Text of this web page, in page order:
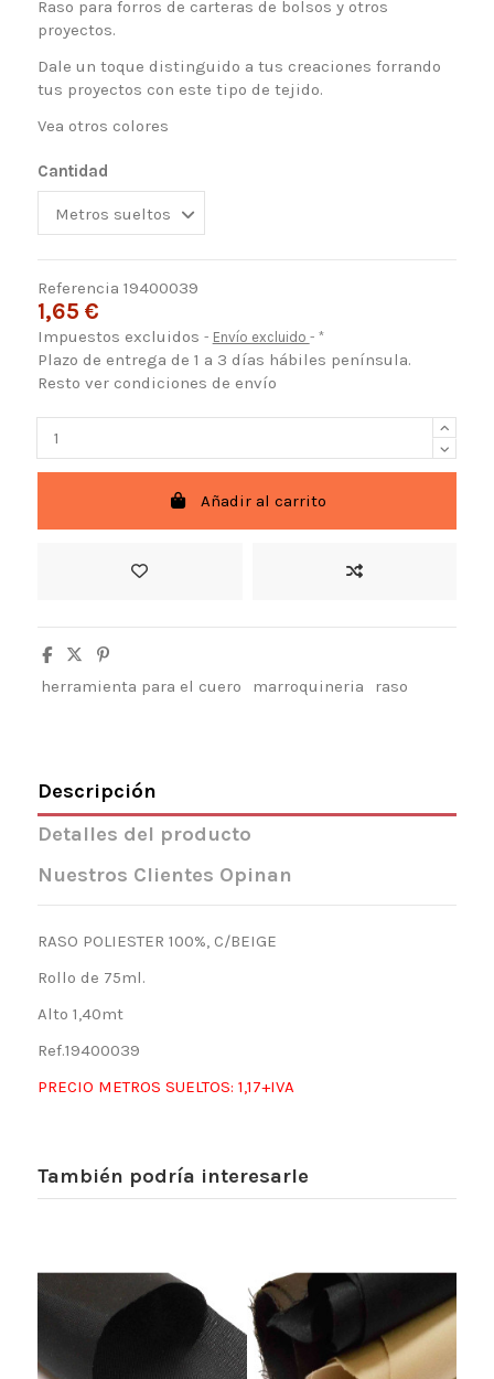
Raso para forros de carteras de bolsos y otros
proyectos.
Dale un toque distinguido a tus creaciones forrando
tus proyectos con este tipo de tejido.
Vea otros colores
Cantidad
Referencia 19400039
1,65 €
Impuestos excluidos Envío excluido *
Plazo de entrega de 1 a 3 días hábiles península.
Resto ver condiciones de envío
Añadir al carrito
herramienta para el cuero marroquineria raso
Descripción
Detalles del producto
Nuestros Clientes Opinan
RASO POLIESTER 100%, C/BEIGE
Rollo de 75ml.
Alto 1,40mt
Ref.19400039
PRECIO METROS SUELTOS: 1,17+IVA
También podría interesarle